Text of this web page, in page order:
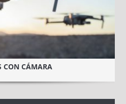
CON CÁMARA